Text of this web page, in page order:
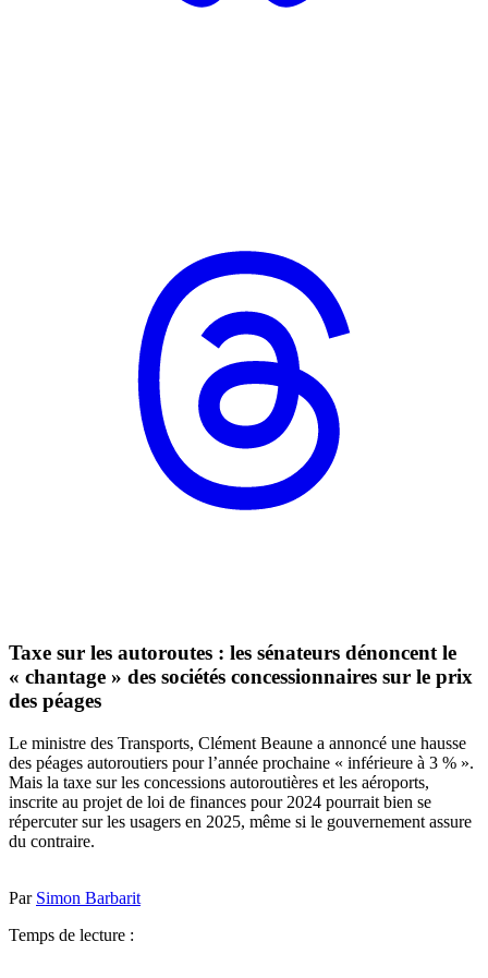
Taxe sur les autoroutes : les sénateurs dénoncent le
« chantage » des sociétés concessionnaires sur le prix
des péages
Le ministre des Transports, Clément Beaune a annoncé une hausse
des péages autoroutiers pour l’année prochaine « inférieure à 3 % ».
Mais la taxe sur les concessions autoroutières et les aéroports,
inscrite au projet de loi de finances pour 2024 pourrait bien se
répercuter sur les usagers en 2025, même si le gouvernement assure
du contraire.
Par Simon Barbarit
Temps de lecture :